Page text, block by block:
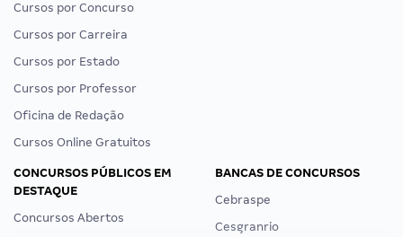
Cursos por Concurso
Cursos por Carreira
Cursos por Estado
Cursos por Professor
Oficina de Redação
Cursos Online Gratuitos
CONCURSOS PÚBLICOS EM
DESTAQUE
Concursos Abertos
BANCAS DE CONCURSOS
Cebraspe
Cesgranrio